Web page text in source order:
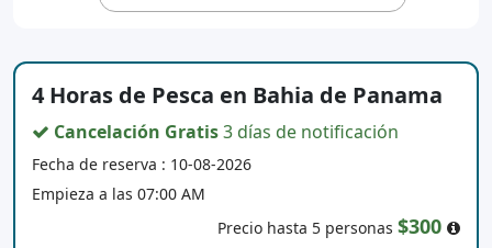
4 Horas de Pesca en Bahia de Panama
Cancelación Gratis3 días de notificación
Fecha de reserva : 10-08-2026
Empieza a las 07:00 AM
Precio hasta 5 personas $300